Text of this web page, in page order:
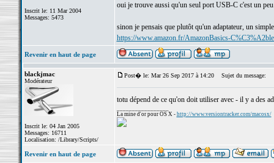
Inscrit le: 11 Mar 2004
Messages: 5473
oui je trouve aussi qu'un seul port USB-C c'est un
sinon je pensais que plutôt qu'un adaptateur, un
https://www.amazon.fr/AmazonBasics-
Revenir en haut de page
blackjmac
Modérateur
Inscrit le: 04 Jan 2005
Messages: 16711
Localisation: /Library/Scripts/
Post� le: Mar 26 Sep 2017 à 14:20 Sujet du message:
totu dépend de ce qu'on doit utiliser avec - il y a des
La mine d'or pour OS X - http://www.versiontracker.com/macosx/
Revenir en haut de page